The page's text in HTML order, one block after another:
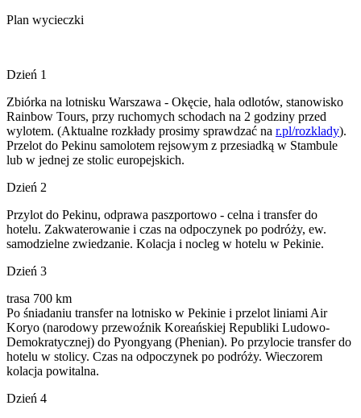
Plan wycieczki
Dzień 1
Zbiórka na lotnisku Warszawa - Okęcie, hala odlotów, stanowisko
Rainbow Tours, przy ruchomych schodach na 2 godziny przed
wylotem. (Aktualne rozkłady prosimy sprawdzać na r.pl/rozklady).
Przelot do Pekinu samolotem rejsowym z przesiadką w Stambule
lub w jednej ze stolic europejskich.
Dzień 2
Przylot do Pekinu, odprawa paszportowo - celna i transfer do
hotelu. Zakwaterowanie i czas na odpoczynek po podróży, ew.
samodzielne zwiedzanie. Kolacja i nocleg w hotelu w Pekinie.
Dzień 3
trasa 700 km
Po śniadaniu transfer na lotnisko w Pekinie i przelot liniami Air
Koryo (narodowy przewoźnik Koreańskiej Republiki Ludowo-
Demokratycznej) do Pyongyang (Phenian). Po przylocie transfer do
hotelu w stolicy. Czas na odpoczynek po podróży. Wieczorem
kolacja powitalna.
Dzień 4